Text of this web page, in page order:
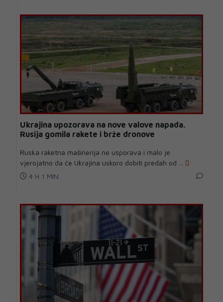
Ukrajina upozorava na nove valove napada.
Rusija gomila rakete i brže dronove
Ruska raketna mašinerija ne usporava i malo je
vjerojatno da će Ukrajina uskoro dobiti predah od ...
4 H 1 MIN